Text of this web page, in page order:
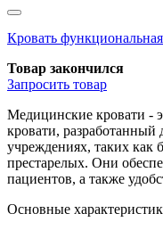
Кровать
Товар закончился
Запросить товар
Медицинские кровати -
кровати,
учреждениях, таких
престарелых. Они
пациентов, а также
Основные